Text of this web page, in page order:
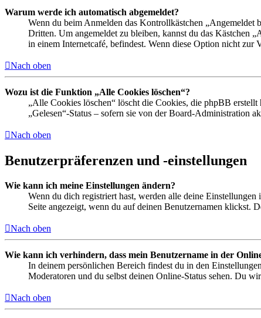
Warum werde ich automatisch abgemeldet?
Wenn du beim Anmelden das Kontrollkästchen „Angemeldet
Dritten. Um angemeldet zu bleiben, kannst du das Kästchen
in einem Internetcafé, befindest. Wenn diese Option nicht
Nach oben
Wozu ist die Funktion „Alle Cookies löschen“?
„Alle Cookies löschen“ löscht die Cookies, die phpBB
„Gelesen“-Status – sofern sie von der Board-Administration
Nach oben
Benutzerpräferenzen und -einstellungen
Wie kann ich meine Einstellungen ändern?
Wenn du dich registriert hast, werden alle deine
Seite angezeigt, wenn du auf deinen Benutzernamen klickst.
Nach oben
Wie kann ich verhindern, dass mein Benutzername in der
In deinem persönlichen Bereich findest du in den
Moderatoren und du selbst deinen Online-Status sehen. Du
Nach oben